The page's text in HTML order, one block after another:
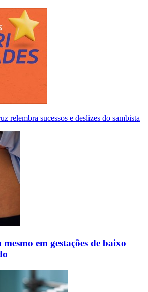
relembra sucessos e deslizes do sambista
em gestações de baixo